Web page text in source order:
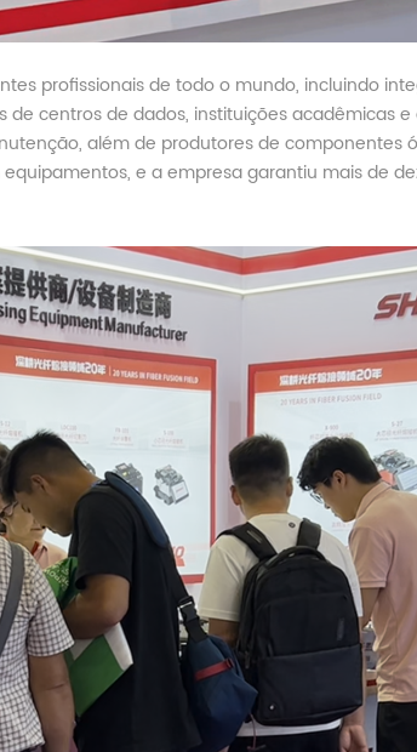
profissionais de todo o mundo, incluindo
centros de dados, instituições acadêmicas
além de produtores de componentes
e a empresa garantiu mais de